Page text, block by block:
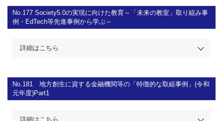
No.177 Society5.0の実現に向けた教育～「未来の教室」取り組み事
例・EdTech等先進事例から学ぶ～
詳細はこちら
No.181 地方創生に資する金融機関等の「特徴的な取組事例」(令和
元年度)Part1
詳細はこちら